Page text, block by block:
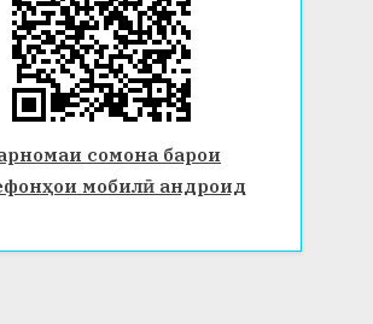
сомона барои
мобилӣ андроид